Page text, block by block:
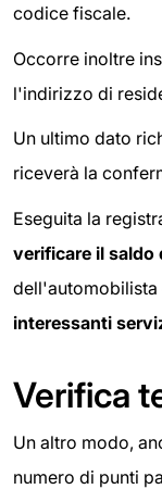
codice fiscale.
Occorre inoltre
l'indirizzo di
Un ultimo dato
riceverà la
Eseguita la
verificare il saldo
dell'automobilista
interessanti
Verifica
Un altro modo,
numero di punti